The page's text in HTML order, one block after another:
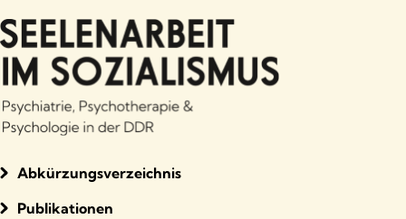
Abkürzungsverzeichnis
Publikationen